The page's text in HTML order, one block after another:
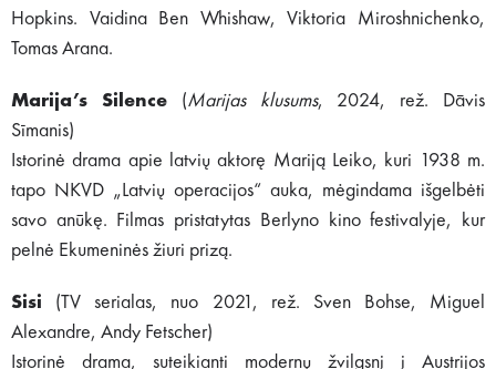
Hopkins. Vaidina Ben Whishaw, Viktoria Miroshnichenko,
Tomas Arana.
Marija’s Silence(Marijas klusums, 2024, rež. Dāvis
Sīmanis)
Istorinė drama apie latvių aktorę Mariją Leiko, kuri 1938 m.
tapo NKVD „Latvių operacijos“ auka, mėgindama išgelbėti
savo anūkę. Filmas pristatytas Berlyno kino festivalyje, kur
pelnė Ekumeninės žiuri prizą.
Sisi (TV serialas, nuo 2021, rež. Sven Bohse, Miguel
Alexandre, Andy Fetscher)
Istorinė drama, suteikianti modernų žvilgsnį į Austrijos